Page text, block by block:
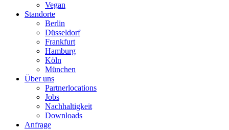
Vegan
Standorte
Berlin
Düsseldorf
Frankfurt
Hamburg
Köln
München
Über uns
Partnerlocations
Jobs
Nachhaltigkeit
Downloads
Anfrage